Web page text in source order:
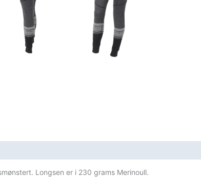
Longsen er i 230 grams Merinoull.